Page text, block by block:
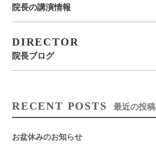
院長の講演情報
DIRECTOR
院長ブログ
RECENT POSTS 最近の投稿
お盆休みのお知らせ